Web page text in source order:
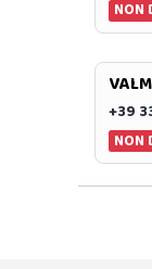
NON
+39
NON